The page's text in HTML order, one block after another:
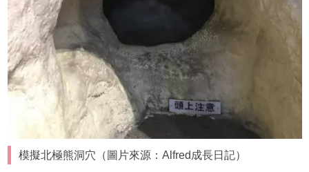
模擬北極熊洞穴（圖片來源：Alfred成長日記）